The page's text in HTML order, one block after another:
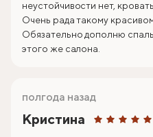
неустойчивости нет,
Очень рада такому
Обязательно дополню
этого же салона.
Кристина
полгода назад